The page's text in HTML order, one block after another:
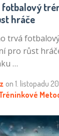
hráče
trvá
pro růst
…
on 1. listopadu